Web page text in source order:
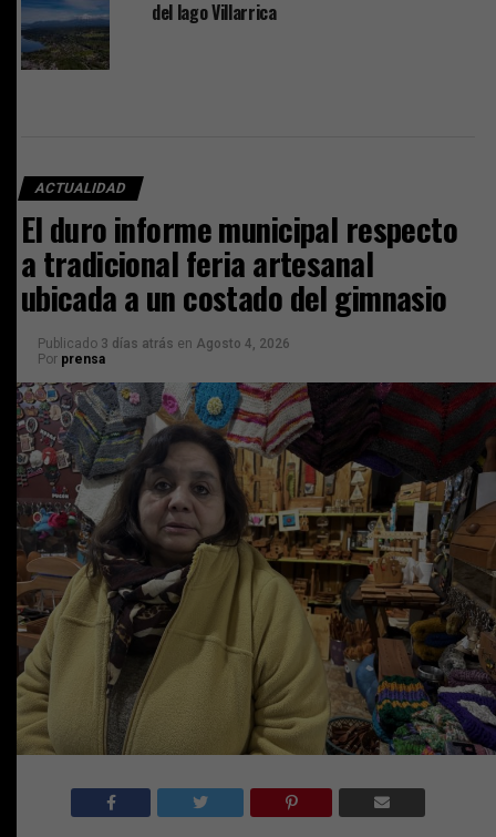
del lago Villarrica
ACTUALIDAD
El duro informe municipal respecto
a tradicional feria artesanal
ubicada a un costado del gimnasio
Publicado 3 días atrás en Agosto 4, 2026
Por prensa